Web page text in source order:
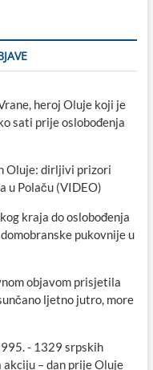
heroj Oluje koji je
sati prije oslobođenja
Oluje: dirljivi prizori
u Polaču (VIDEO)
kraja do oslobođenja
pukovnije u
objavom prisjetila
ljetno jutro, more
- 1329 srpskih
– dan prije Oluje